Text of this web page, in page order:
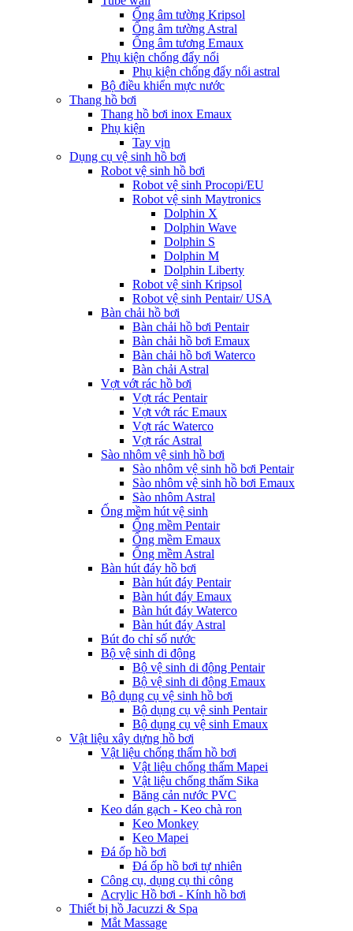
Ống âm tường Kripsol
Ống âm tường Astral
Ống âm tương Emaux
Phụ kiện chống đẩy nổi
Phụ kiện chống đẩy nổi astral
Bộ điều khiển mực nước
Thang hồ bơi
Thang hồ bơi inox Emaux
Phụ kiện
Tay vịn
Dụng cụ vệ sinh hồ bơi
Robot vệ sinh hồ bơi
Robot vệ sinh Procopi/EU
Robot vệ sinh Maytronics
Dolphin X
Dolphin Wave
Dolphin S
Dolphin M
Dolphin Liberty
Robot vệ sinh Kripsol
Robot vệ sinh Pentair/ USA
Bàn chải hồ bơi
Bàn chải hồ bơi Pentair
Bàn chải hồ bơi Emaux
Bàn chải hồ bơi Waterco
Bàn chải Astral
Vợt vớt rác hồ bơi
Vợt rác Pentair
Vợt vớt rác Emaux
Vợt rác Waterco
Vợt rác Astral
Sào nhôm vệ sinh hồ bơi
Sào nhôm vệ sinh hồ bơi Pentair
Sào nhôm vệ sinh hồ bơi Emaux
Sào nhôm Astral
Ống mềm hút vệ sinh
Ống mềm Pentair
Ống mềm Emaux
Ống mềm Astral
Bàn hút đáy hồ bơi
Bàn hút đáy Pentair
Bàn hút đáy Emaux
Bàn hút đáy Waterco
Bàn hút đáy Astral
Bút đo chỉ số nước
Bộ vệ sinh di động
Bộ vệ sinh di động Pentair
Bộ vệ sinh di động Emaux
Bộ dụng cụ vệ sinh hồ bơi
Bộ dụng cụ vệ sinh Pentair
Bộ dụng cụ vệ sinh Emaux
Vật liệu xây dựng hồ bơi
Vật liệu chống thấm hồ bơi
Vật liệu chống thấm Mapei
Vật liệu chống thấm Sika
Băng cản nước PVC
Keo dán gạch - Keo chà ron
Keo Monkey
Keo Mapei
Đá ốp hồ bơi
Đá ốp hồ bơi tự nhiên
Công cụ, dụng cụ thi công
Acrylic Hồ bơi - Kính hồ bơi
Thiết bị hồ Jacuzzi & Spa
Mắt Massage